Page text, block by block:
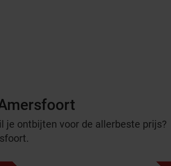
je ontbijten voor de allerbeste prijs?